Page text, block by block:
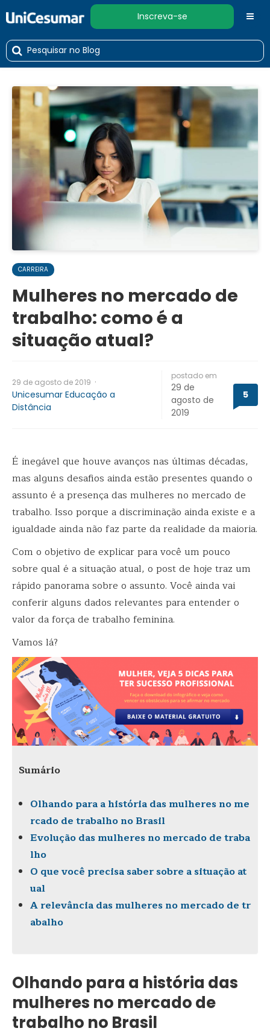
Inscreva-se
CARREIRA
Mulheres no mercado de
trabalho: como é a
situação atual?
29 de agosto de 2019 ·
Unicesumar Educação a
Distância
postado em
29 de
agosto de
2019
5
É inegável que houve avanços nas últimas décadas,
mas alguns desafios ainda estão presentes quando o
assunto é a presença das mulheres no mercado de
trabalho. Isso porque a discriminação ainda existe e a
igualdade ainda não faz parte da realidade da maioria.
Com o objetivo de explicar para você um pouco
sobre qual é a situação atual, o post de hoje traz um
rápido panorama sobre o assunto. Você ainda vai
conferir alguns dados relevantes para entender o
valor da força de trabalho feminina.
Vamos lá?
Sumário
Olhando para a história das mulheres no me
rcado de trabalho no Brasil
Evolução das mulheres no mercado de traba
lho
O que você precisa saber sobre a situação at
ual
A relevância das mulheres no mercado de tr
abalho
Olhando para a história das
mulheres no mercado de
trabalho no Brasil